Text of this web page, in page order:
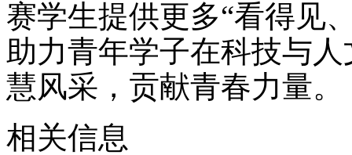
赛学生提供更多“看得见
助力青年学子在科技与
慧风采，贡献青春力量。
相关信息